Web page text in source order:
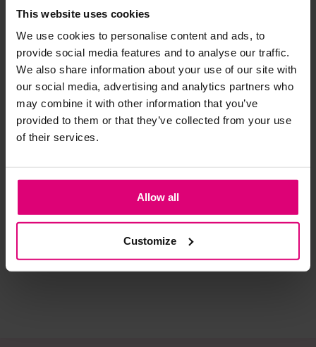
This website uses cookies
We use cookies to personalise content and ads, to
provide social media features and to analyse our traffic.
We also share information about your use of our site with
our social media, advertising and analytics partners who
may combine it with other information that you’ve
provided to them or that they’ve collected from your use
of their services.
Allow all
Customize
Strijkijzer/droogtrommel:
Kledingstukken met elastine zijn niet bestand tegen de hitte
van het strijkijzer en/of de droogtrommel. Ook in veel
spijkerbroeken is elastine (stretch) verwerkt en mogen dus
niet gestreken worden en/of in de droogtrommel.
Twijfels? Wij staan klaar voor advies op maat.
Bolero ajour
€ 44.99